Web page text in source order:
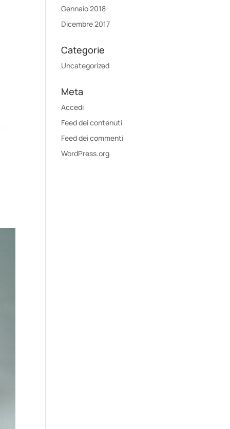
Gennaio 2018
Dicembre 2017
Categorie
Uncategorized
Meta
Accedi
Feed dei contenuti
Feed dei commenti
WordPress.org